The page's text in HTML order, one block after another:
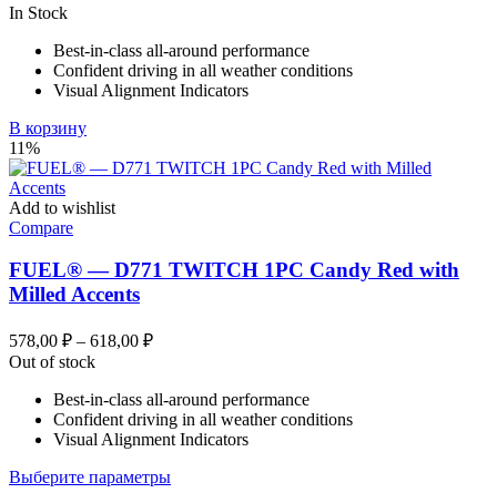
In Stock
Best-in-class all-around performance
Confident driving in all weather conditions
Visual Alignment Indicators
В корзину
11%
Add to wishlist
Compare
FUEL® — D771 TWITCH 1PC Candy Red with
Milled Accents
578,00 ₽ – 618,00 ₽Диапазон
–
618,00 ₽
Out of stock
Best-in-class all-around performance
Confident driving in all weather conditions
Visual Alignment Indicators
Выберите параметрыЭтот